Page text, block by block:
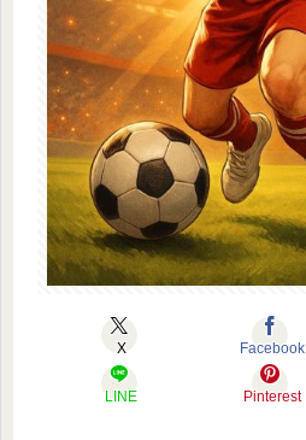
X Facebook
LINE Pinterest